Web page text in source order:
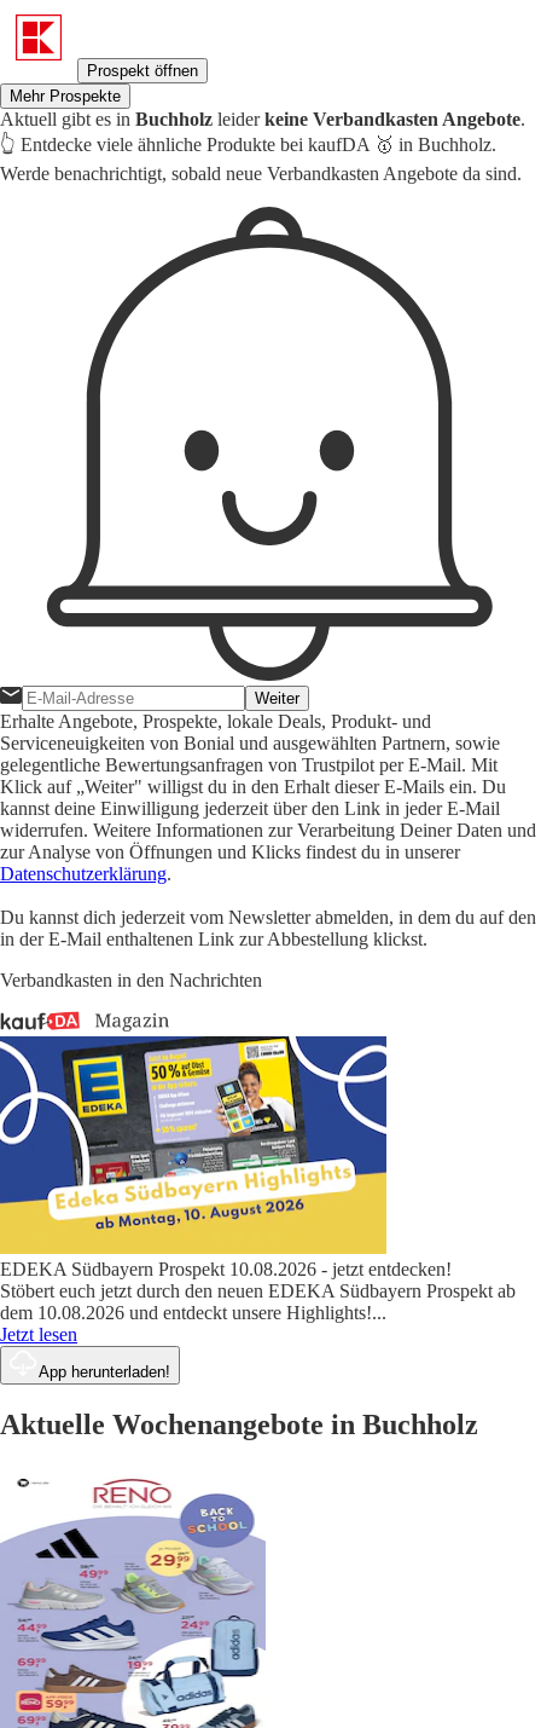
Prospekt öffnen
Mehr Prospekte
Aktuell gibt es in Buchholz leiderkeine Verbandkasten Angebote.
👆 Entdecke viele ähnliche Produkte bei kaufDA 🥇 in Buchholz.
Werde benachrichtigt, sobald neue Verbandkasten Angebote da sind.
Weiter
Erhalte Angebote, Prospekte, lokale Deals, Produkt- und
Serviceneuigkeiten von Bonial und ausgewählten Partnern, sowie
gelegentliche Bewertungsanfragen von Trustpilot per E-Mail. Mit
Klick auf „Weiter" willigst du in den Erhalt dieser E-Mails ein. Du
kannst deine Einwilligung jederzeit über den Link in jeder E-Mail
widerrufen. Weitere Informationen zur Verarbeitung Deiner Daten und
zur Analyse von Öffnungen und Klicks findest du in unserer
Datenschutzerklärung.
Du kannst dich jederzeit vom Newsletter abmelden, in dem du auf den
in der E-Mail enthaltenen Link zur Abbestellung klickst.
Verbandkasten in den Nachrichten
EDEKA Südbayern Prospekt 10.08.2026 - jetzt entdecken!
Stöbert euch jetzt durch den neuen EDEKA Südbayern Prospekt ab
dem 10.08.2026 und entdeckt unsere Highlights!...
Jetzt lesen
App herunterladen!
Aktuelle Wochenangebote in Buchholz